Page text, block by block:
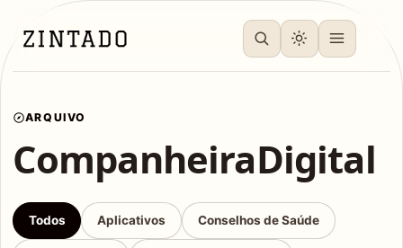
ARQUIVO
CompanheiraDigital
Todos Aplicativos Conselhos de Saúde